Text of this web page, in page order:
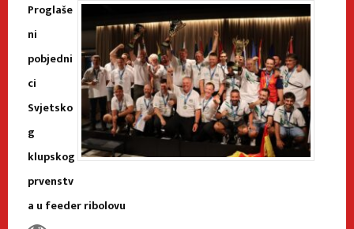
Proglaše
ni
pobjedni
ci
Svjetsko
g
klupskog
prvenstv
a u feeder ribolovu